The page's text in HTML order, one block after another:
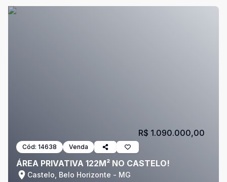
Cód: 14638 Venda
ÁREA PRIVATIVA 122M² NO CASTELO!
Castelo, Belo Horizonte - MG
R$ 1.090.000,00